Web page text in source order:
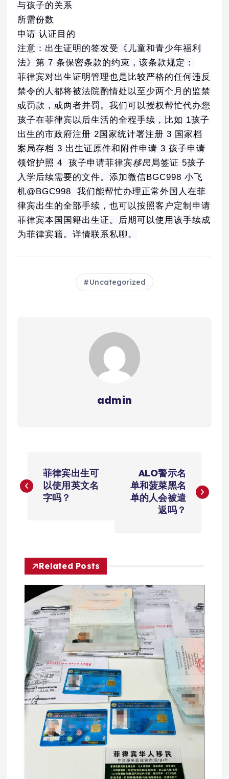
与孩子的关系
所需份数
申请 认证目的
注意：出生证明的签发受《儿童和青少年福利
法》第 7 条保密条款的约束，该条款规定：
菲律宾对出生证明管理也是比较严格的任何违反
禁令的人都将被法院酌情处以至少两个月的监禁
或罚款，或两者并罚。我们可以授权帮忙代办您
孩子在菲律宾以后生活的全程手续，比如 1孩子
出生的市政府注册 2国家统计署注册 3 国家档
案局存档 3 出生证原件和附件申请 3 孩子申请
领馆护照 4 孩子申请菲律宾移民局签证 5孩子
入学后续需要的文件。添加微信BGC998 小飞
机@BGC998 我们能帮忙办理正常外国人在菲
律宾出生的全部手续，也可以按照客户定制申请
菲律宾本国国籍出生证。后期可以使用该手续成
为菲律宾籍。详情联系私聊。
Uncategorized
admin
章
菲律宾出生可
以使用英文名
字吗？
ALO警示名
单和菠菜黑名
单的人会被遣
返吗？
Related Posts